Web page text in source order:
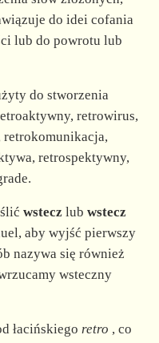
do idei cofania
lub do powrotu lub
do stworzenia
retrowirus,
retrospektywny,
wsteczlub wstecz
aby wyjść pierwszy
nazywa się również
wsteczny
łacińskiego retro , co